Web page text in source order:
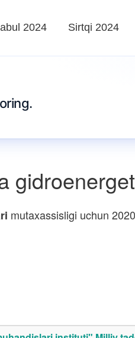
2024 Sirtqi 2024
mutaxassisligi uchun